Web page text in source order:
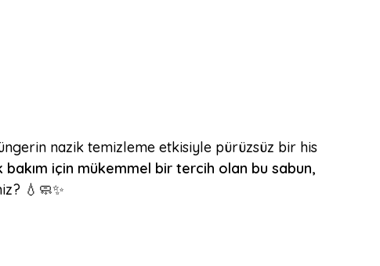
nazik temizleme etkisiyle pürüzsüz bir his
bakım için mükemmel bir tercih olan bu sabun,
💧🧼✨